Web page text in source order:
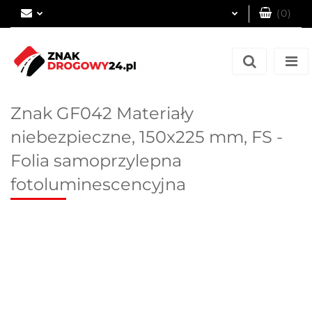
(0)
Znak GF042 Materiały
niebezpieczne, 150x225 mm, FS -
Folia samoprzylepna
fotoluminescencyjna